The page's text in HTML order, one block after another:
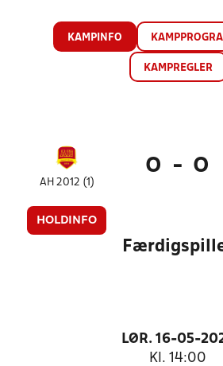
KAMPINFO
KAMPREGLER
AH 2012 (1)
HOLDINFO
0 - 0
LØR. 16-05-
Kl. 14:00